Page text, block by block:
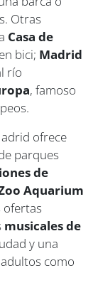
Otras
Casa de
bici; Madrid
río
, famoso
ofrece
parques
de
Aquarium
ofertas
musicales de
y una
como